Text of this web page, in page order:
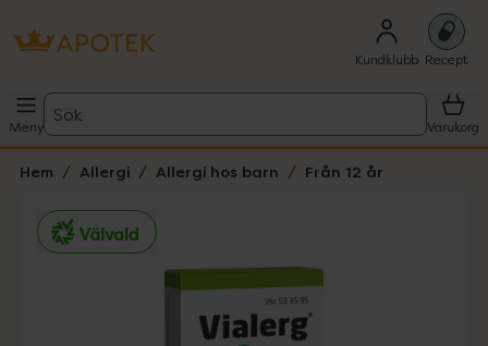
Kundklubb Recept
Meny
Sök
Varukorg
Hem Allergi Allergi hos barn Från 12 år
Lista: . Innehåller 1 objekt.
Hoppa över Lista